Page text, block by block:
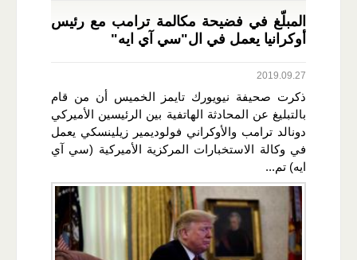
المبلّغ في فضيحة مكالمة ترامب مع رئيس
أوكرانيا يعمل في ال"سي آي ايه"
2019.09.27
ذكرت صحيفة نيويورك تايمز الخميس أن من قام
بالتبليغ عن المحادثة الهاتفية بين الرئيسين الأميركي
دونالد ترامب والأوكراني فولوديمير زيلينسكي يعمل
في وكالة الاستخبارات المركزية الأميركية (سي آي
ايه) تم...